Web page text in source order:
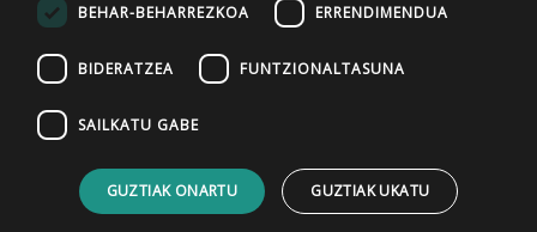
HARREMANETARAKO
BEHAR-BEHARREZKOA ERRENDIMENDUA
BIDERATZEA FUNTZIONALTASUNA
SAILKATU GABE
GUZTIAK ONARTU GUZTIAK UKATU